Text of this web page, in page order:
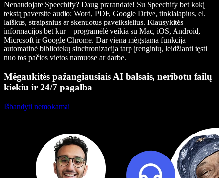
Nenaudojate Speechify? Daug prarandate! Su Speechify bet kokį
tekstą paversite audio: Word, PDF, Google Drive, tinklalapius, el.
laiškus, straipsnius ar skenuotus paveikslėlius. Klausykitės
informacijos bet kur – programėlė veikia su Mac, iOS, Android,
Microsoft ir Google Chrome. Dar viena mėgstama funkcija –
automatinė bibliotekų sinchronizacija tarp įrenginių, leidžianti tęsti
nuo tos pačios vietos namuose ar darbe.
Mėgaukitės pažangiausiais AI balsais, neribotu failų
kiekiu ir 24/7 pagalba
Išbandyti nemokamai